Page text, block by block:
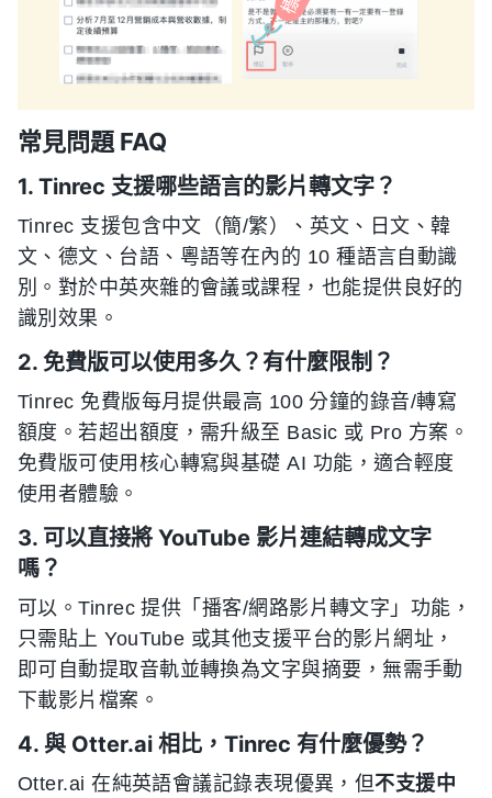
常見問題 FAQ
1. Tinrec 支援哪些語言的影片轉文字？
Tinrec 支援包含中文（簡/繁）、英文、日文、韓
文、德文、台語、粵語等在內的 10 種語言自動識
別。對於中英夾雜的會議或課程，也能提供良好的
識別效果。
2. 免費版可以使用多久？有什麼限制？
Tinrec 免費版每月提供最高 100 分鐘的錄音/轉寫
額度。若超出額度，需升級至 Basic 或 Pro 方案。
免費版可使用核心轉寫與基礎 AI 功能，適合輕度
使用者體驗。
3. 可以直接將 YouTube 影片連結轉成文字
嗎？
可以。Tinrec 提供「播客/網路影片轉文字」功能，
只需貼上 YouTube 或其他支援平台的影片網址，
即可自動提取音軌並轉換為文字與摘要，無需手動
下載影片檔案。
4. 與 Otter.ai 相比，Tinrec 有什麼優勢？
Otter.ai 在純英語會議記錄表現優異，但不支援中